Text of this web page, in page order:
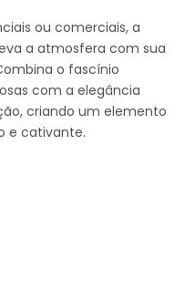
ou comerciais, a
a atmosfera com sua
o fascínio
com a elegância
criando um elemento
e cativante.